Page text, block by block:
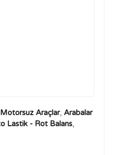
Araçlar, Arabalar
Lastik - Rot Balans,